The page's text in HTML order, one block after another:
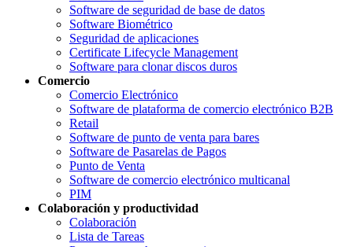
Software de seguridad de base de datos
Software Biométrico
Seguridad de aplicaciones
Certificate Lifecycle Management
Software para clonar discos duros
Comercio
Comercio Electrónico
Software de plataforma de comercio electrónico B2B
Retail
Software de punto de venta para bares
Software de Pasarelas de Pagos
Punto de Venta
Software de comercio electrónico multicanal
PIM
Colaboración y productividad
Colaboración
Lista de Tareas